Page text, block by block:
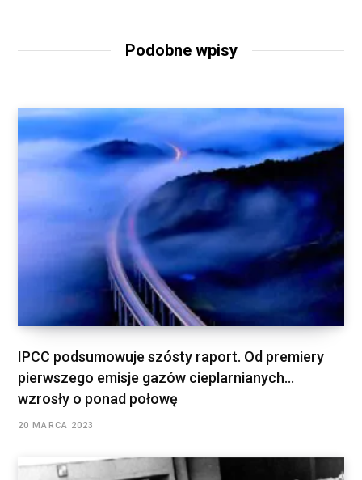
Podobne wpisy
IPCC podsumowuje szósty raport. Od premiery
pierwszego emisje gazów cieplarnianych…
wzrosły o ponad połowę
20 MARCA 2023